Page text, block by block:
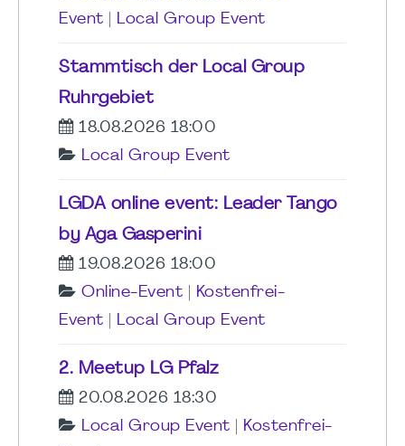
Event
Local Group Event
Stammtisch der Local Group
Ruhrgebiet
18.08.2026 18:00
Local Group Event
LGDA online event: Leader Tango
by Aga Gasperini
19.08.2026 18:00
Online-Event
Kostenfrei-
Event
Local Group Event
2. Meetup LG Pfalz
20.08.2026 18:30
Local Group Event
Kostenfrei-